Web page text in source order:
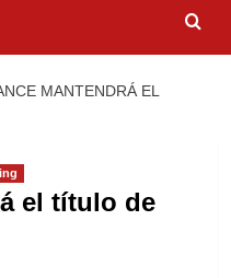
MANTENDRÁ EL
el título de